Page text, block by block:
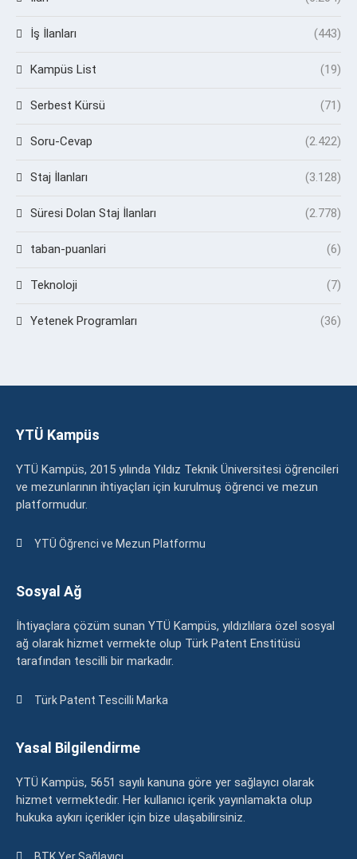
İş İlanları (443)
Kampüs List (19)
Serbest Kürsü (71)
Soru-Cevap (2.422)
Staj İlanları (3.128)
Süresi Dolan Staj İlanları (2.778)
taban-puanlari (6)
Teknoloji (7)
Yetenek Programları (36)
YTÜ Kampüs
YTÜ Kampüs, 2015 yılında Yıldız Teknik Üniversitesi öğrencileri
ve mezunlarının ihtiyaçları için kurulmuş öğrenci ve mezun
platformudur.
YTÜ Öğrenci ve Mezun Platformu
Sosyal Ağ
İhtiyaçlara çözüm sunan YTÜ Kampüs, yıldızlılara özel sosyal
ağ olarak hizmet vermekte olup Türk Patent Enstitüsü
tarafından tescilli bir markadır.
Türk Patent Tescilli Marka
Yasal Bilgilendirme
YTÜ Kampüs, 5651 sayılı kanuna göre yer sağlayıcı olarak
hizmet vermektedir. Her kullanıcı içerik yayınlamakta olup
hukuka aykırı içerikler için bize ulaşabilirsiniz.
BTK Yer Sağlayıcı